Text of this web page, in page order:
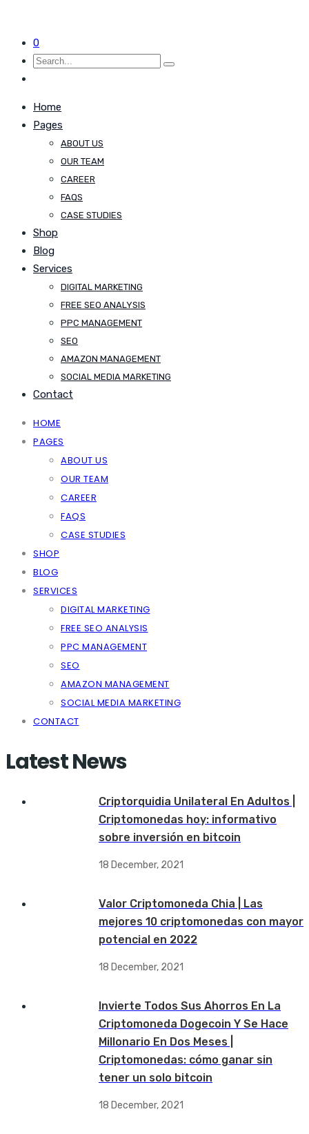
0
Home
Pages
ABOUT US
OUR TEAM
CAREER
FAQS
CASE STUDIES
Shop
Blog
Services
DIGITAL MARKETING
FREE SEO ANALYSIS
PPC MANAGEMENT
SEO
AMAZON MANAGEMENT
SOCIAL MEDIA MARKETING
Contact
HOME
PAGES
ABOUT US
OUR TEAM
CAREER
FAQS
CASE STUDIES
SHOP
BLOG
SERVICES
DIGITAL MARKETING
FREE SEO ANALYSIS
PPC MANAGEMENT
SEO
AMAZON MANAGEMENT
SOCIAL MEDIA MARKETING
CONTACT
Latest News
Criptorquidia Unilateral En Adultos |
Criptomonedas hoy: informativo
sobre inversión en bitcoin
18 December, 2021
Valor Criptomoneda Chia | Las
mejores 10 criptomonedas con mayor
potencial en 2022
18 December, 2021
Invierte Todos Sus Ahorros En La
Criptomoneda Dogecoin Y Se Hace
Millonario En Dos Meses |
Criptomonedas: cómo ganar sin
tener un solo bitcoin
18 December, 2021